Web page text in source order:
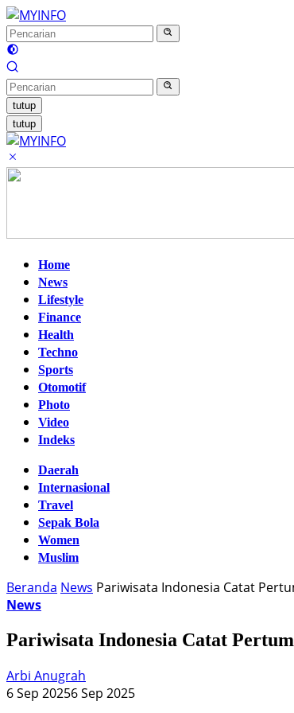
Langsung
ke
konten
tutup
tutup
Home
News
Lifestyle
Finance
Health
Techno
Sports
Otomotif
Photo
Video
Indeks
Daerah
Internasional
Travel
Sepak Bola
Women
Muslim
Beranda News Pariwisata Indonesia Catat
News
Pariwisata Indonesia Catat
Arbi Anugrah
6 Sep 20256 Sep 2025